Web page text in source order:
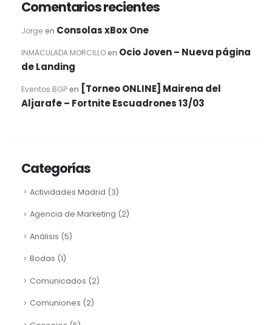
Comentarios recientes
Jorge en Consolas xBox One
INMACULADA MORCILLOen Ocio Joven – Nueva página
de Landing
Eventos BGPen [Torneo ONLINE] Mairena del
Aljarafe – Fortnite Escuadrones 13/03
Categorías
Actividades Madrid (3)
Agencia de Marketing (2)
Análisis (5)
Bodas (1)
Comunicados (2)
Comuniones (2)